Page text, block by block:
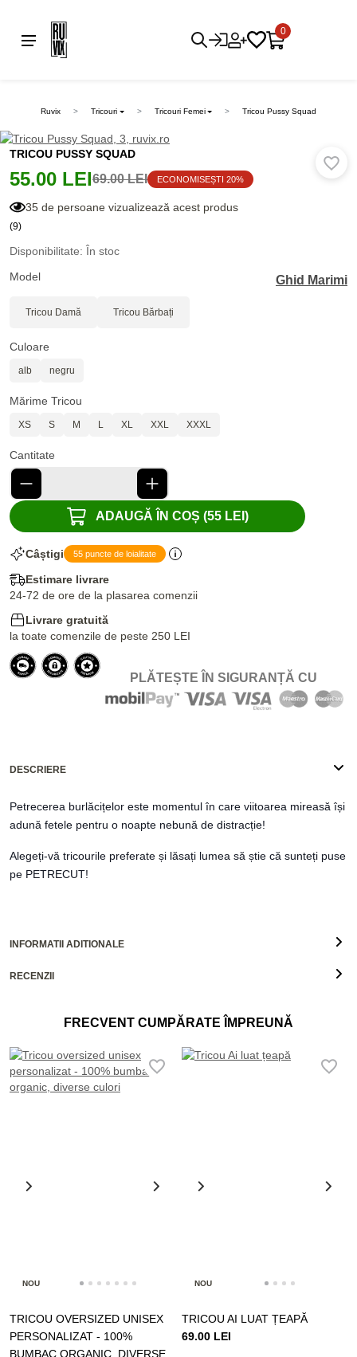
0
Ruvix Tricouri Tricouri Femei Tricou Pussy Squad
TRICOU PUSSY SQUAD
55.00 LEI69.00 LEI ECONOMISEȘTI 20%
35 de persoane vizualizează acest produs
(9)
Disponibilitate: În stoc
Model
Ghid Marimi
Tricou Damă Tricou Bărbați
Culoare
alb negru
Mărime Tricou
XS S M L XL XXL XXXL
Cantitate
ADAUGĂ ÎN COȘ (55 LEI)
Câștigi 55 puncte de loialitate
Estimare livrare
24-72 de ore de la plasarea comenzii
Livrare gratuită
la toate comenzile de peste 250 LEI
PLĂTEȘTE ÎN SIGURANȚĂ CU
DESCRIERE
Petrecerea burlăcițelor este momentul în care viitoarea mireasă își
adună fetele pentru o noapte nebună de distracție!
Alegeți-vă tricourile preferate și lăsați lumea să știe că sunteți puse
pe PETRECUT!
INFORMATII ADITIONALE
RECENZII
FRECVENT CUMPĂRATE ÎMPREUNĂ
NOU
TRICOU OVERSIZED UNISEX
PERSONALIZAT - 100%
BUMBAC ORGANIC, DIVERSE
NOU
TRICOU AI LUAT ȚEAPĂ
69.00 LEI